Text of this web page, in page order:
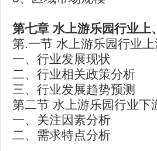
第七章 水上游乐园行业上
第.一节 水上游乐园行业
一、行业发展现状
二、行业相关政策分析
三、行业发展趋势预测
第二节 水上游乐园行业下
一、关注因素分析
二、需求特点分析